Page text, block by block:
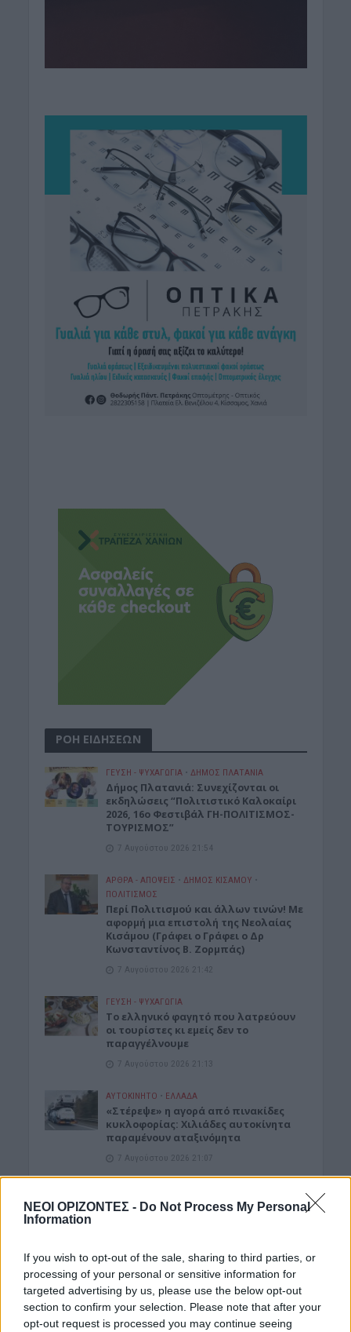
ΝΕΟΙ ΟΡΙΖΟΝΤΕΣ - Do Not Process My Personal
Information
If you wish to opt-out of the sale, sharing to third parties, or
processing of your personal or sensitive information for
targeted advertising by us, please use the below opt-out
section to confirm your selection. Please note that after your
opt-out request is processed you may continue seeing
ΡΟΗ ΕΙΔΗΣΕΩΝ
ΓΕΎΣΗ - ΨΥΧΑΓΩΓΊΑ • ΔΉΜΟΣ ΠΛΑΤΑΝΙΆ
Δήμος Πλατανιά: Συνεχίζονται οι
εκδηλώσεις “Πολιτιστικό Καλοκαίρι
2026, 16ο Φεστιβάλ ΓΗ-ΠΟΛΙΤΙΣΜΟΣ-
ΤΟΥΡΙΣΜΟΣ”
7 Αυγούστου 2026 21:54
ΑΡΘΡΑ - ΑΠΟΨΕΙΣ • ΔΉΜΟΣ ΚΙΣΆΜΟΥ •
ΠΟΛΙΤΙΣΜΟΣ
Περί Πολιτισμού και άλλων τινών! Mε
αφορμή μια επιστολή της Νεολαίας
Κισάμου (Γράφει ο Γράφει ο Δρ
Κωνσταντίνος Β. Ζορμπάς)
7 Αυγούστου 2026 21:42
ΓΕΎΣΗ - ΨΥΧΑΓΩΓΊΑ
Το ελληνικό φαγητό που λατρεύουν
οι τουρίστες κι εμείς δεν το
παραγγέλνουμε
7 Αυγούστου 2026 21:13
ΑΥΤΟΚΙΝΗΤΟ • ΕΛΛΑΔΑ
«Στέρεψε» η αγορά από πινακίδες
κυκλοφορίας: Χιλιάδες αυτοκίνητα
παραμένουν αταξινόμητα
7 Αυγούστου 2026 21:07
3,3 εκατ. ευρώ για το στεγαστικό
7 Αυγούστου 2026 21:03
ΚΡΗΤΗ
Κρήτη: Σε “πορτοκαλί” συναγερμό
αύριο Σάββατο – Πολύ υψηλός
κίνδυνος πυρκαγιάς